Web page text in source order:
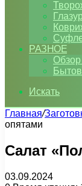
РАЗНОЕ
Обзор
Искать
Главная/
опятами
Салат
03.09.2024